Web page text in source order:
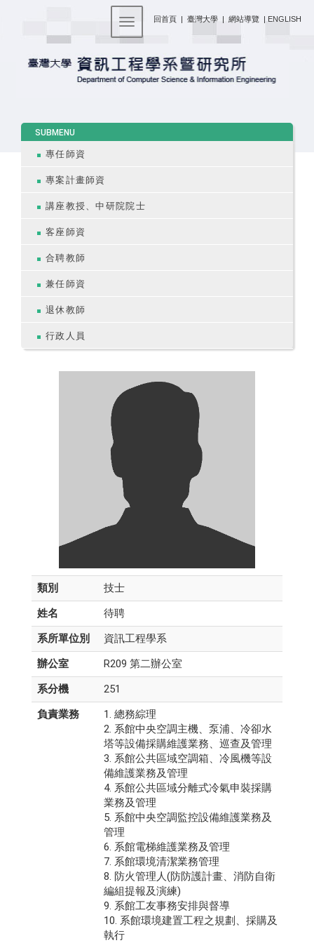
回首頁 | 臺灣大學 | 網站導覽 | ENGLISH
Toggle navigation
SUBMENU
專任師資
專案計畫師資
講座教授、中研院院士
客座師資
合聘教師
兼任師資
退休教師
行政人員
類別
技士
姓名
待聘
系所單位別
資訊工程學系
辦公室
R209 第二辦公室
系分機
251
負責業務
1. 總務綜理
2. 系館中央空調主機、泵浦、冷卻水
塔等設備採購維護業務、巡查及管理
3. 系館公共區域空調箱、冷風機等設
備維護業務及管理
4. 系館公共區域分離式冷氣申裝採購
業務及管理
5. 系館中央空調監控設備維護業務及
管理
6. 系館電梯維護業務及管理
7. 系館環境清潔業務管理
8. 防火管理人(防防護計畫、消防自衛
編組提報及演練)
9. 系館工友事務安排與督導
10. 系館環境建置工程之規劃、採購及
執行